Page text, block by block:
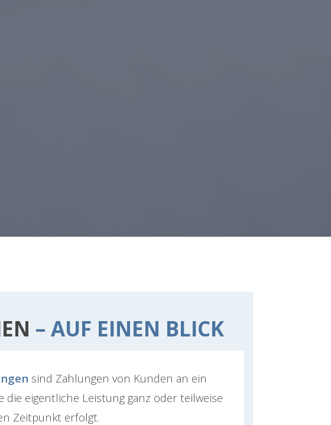
– AUF EINEN BLICK
sind Zahlungen von Kunden an ein
eigentliche Leistung ganz oder teilweise
Zeitpunkt erfolgt.